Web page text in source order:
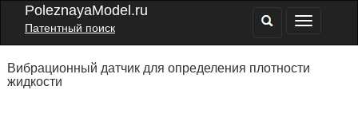
PoleznayaModel.ru
Патентный поиск
Вибрационный датчик для определения плотности
жидкости